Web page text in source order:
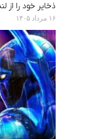
ذخایر خود را از
۱۶ مرداد ۱۴۰۵